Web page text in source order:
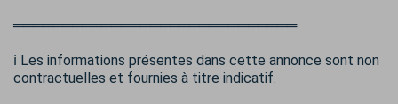
═════════════════════════════
ℹ️ Les informations présentes dans cette annonce sont non
contractuelles et fournies à titre indicatif.